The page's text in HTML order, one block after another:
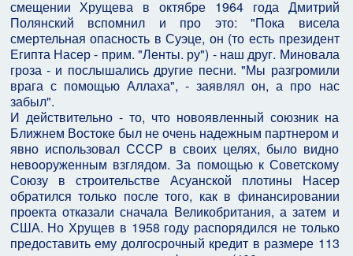
смещении Хрущева в октябре 1964 года Дмитрий
Полянский вспомнил и про это: "Пока висела
смертельная опасность в Суэце, он (то есть президент
Египта Насер - прим. "Ленты. ру") - наш друг. Миновала
гроза - и послышались другие песни. "Мы разгромили
врага с помощью Аллаха", - заявлял он, а про нас
забыл".
И действительно - то, что новоявленный союзник на
Ближнем Востоке был не очень надежным партнером и
явно использовал СССР в своих целях, было видно
невооруженным взглядом. За помощью к Советскому
Союзу в строительстве Асуанской плотины Насер
обратился только после того, как в финансировании
проекта отказали сначала Великобритания, а затем и
США. Но Хрущев в 1958 году распорядился не только
предоставить ему долгосрочный кредит в размере 113